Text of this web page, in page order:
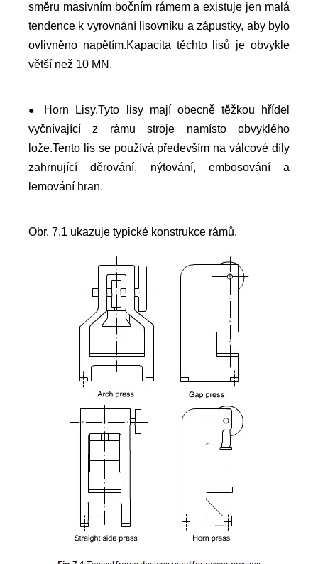
směru masivním bočním rámem a existuje jen malá
tendence k vyrovnání lisovníku a zápustky, aby bylo
ovlivněno napětím.Kapacita těchto lisů je obvykle
větší než 10 MN.
●
Horn Lisy.Tyto lisy mají obecně těžkou hřídel
vyčnívající z rámu stroje namísto obvyklého
lože.Tento lis se používá především na válcové díly
zahrnující děrování, nýtování, embosování a
lemování hran.
Obr. 7.1 ukazuje typické konstrukce rámů.